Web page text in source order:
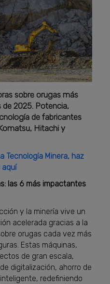
sobre orugas más
2025. Potencia,
de fabricantes
Hitachi y
Tecnología Minera, haz
aquí
las 6 más impactantes
y la minería vive un
acelerada gracias a la
orugas cada vez más
Estas máquinas,
de gran escala,
digitalización, ahorro de
redefiniendo